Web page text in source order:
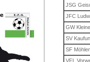
JSG
JFC
GW
SV
SF
VFL